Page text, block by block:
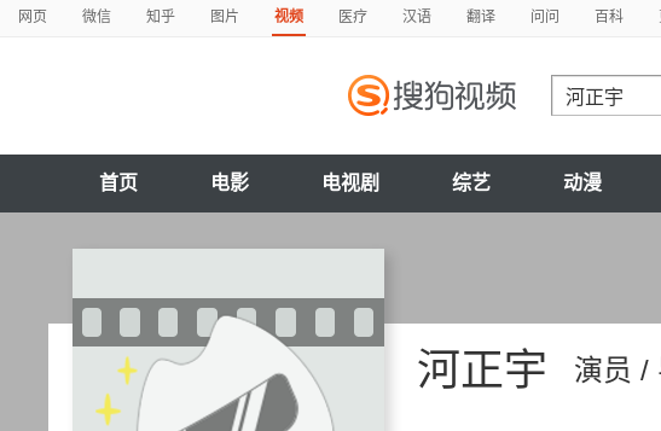
网页 微信 知乎 图片 视频 医疗 汉语 翻译 问问 百科
首页 电影 电视剧 综艺 动漫
演员 /
河正宇